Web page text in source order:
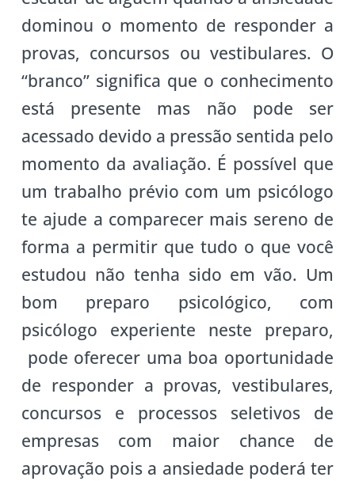
dominou o momento de responder a
provas, concursos ou vestibulares. O
“branco” significa que o conhecimento
está presente mas não pode ser
acessado devido a pressão sentida pelo
momento da avaliação. É possível que
um trabalho prévio com um psicólogo
te ajude a comparecer mais sereno de
forma a permitir que tudo o que você
estudou não tenha sido em vão. Um
bom preparo psicológico, com
psicólogo experiente neste preparo,
pode oferecer uma boa oportunidade
de responder a provas, vestibulares,
concursos e processos seletivos de
empresas com maior chance de
aprovação pois a ansiedade poderá ter